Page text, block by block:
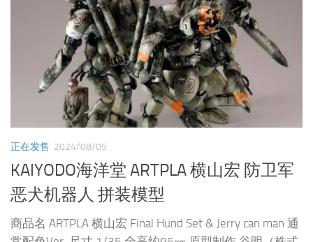
正在发售 2024/08/05
KAIYODO海洋堂 ARTPLA 横山宏 防卫军
恶犬机器人 拼装模型
商品名 ARTPLA 横山宏 Final Hund Set & Jerry can man 通